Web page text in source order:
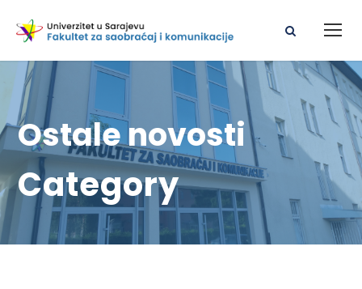
Ostale novosti
Category